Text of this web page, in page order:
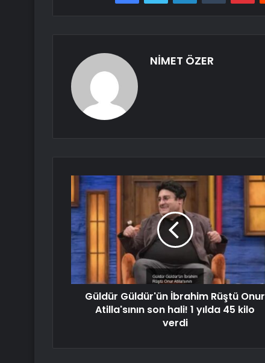
NİMET ÖZER
Güldür Güldür'ün İbrahim Rüştü Onur
Atilla'sının son hali! 1 yılda 45 kilo
verdi